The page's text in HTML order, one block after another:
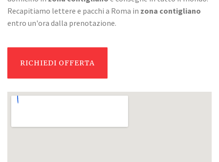
Recapitiamo lettere e pacchi a Roma in zona contigliano
entro un'ora dalla prenotazione.
RICHIEDI OFFERTA